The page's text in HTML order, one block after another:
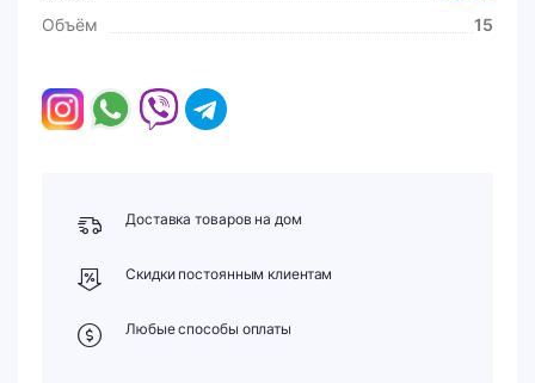
Объём
15
Доставка товаров на дом
Скидки постоянным клиентам
Любые способы оплаты